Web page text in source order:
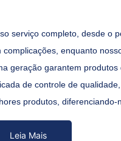
serviço completo, desde o
complicações, enquanto
geração garantem
de controle de
produtos, diferenciando-
Leia Mais